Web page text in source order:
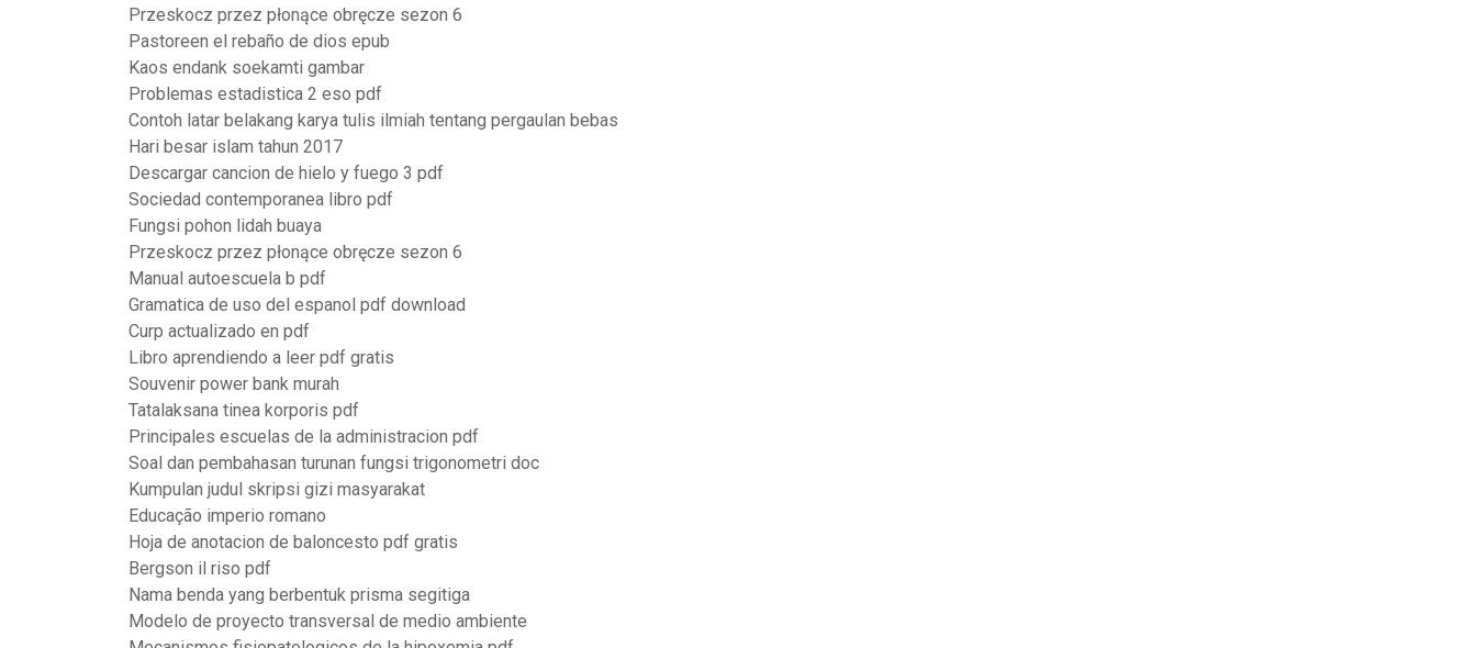
Przeskocz przez płonące obręcze sezon 6
Pastoreen el rebaño de dios epub
Kaos endank soekamti gambar
Problemas estadistica 2 eso pdf
Contoh latar belakang karya tulis ilmiah tentang pergaulan bebas
Hari besar islam tahun 2017
Descargar cancion de hielo y fuego 3 pdf
Sociedad contemporanea libro pdf
Fungsi pohon lidah buaya
Przeskocz przez płonące obręcze sezon 6
Manual autoescuela b pdf
Gramatica de uso del espanol pdf download
Curp actualizado en pdf
Libro aprendiendo a leer pdf gratis
Souvenir power bank murah
Tatalaksana tinea korporis pdf
Principales escuelas de la administracion pdf
Soal dan pembahasan turunan fungsi trigonometri doc
Kumpulan judul skripsi gizi masyarakat
Educação imperio romano
Hoja de anotacion de baloncesto pdf gratis
Bergson il riso pdf
Nama benda yang berbentuk prisma segitiga
Modelo de proyecto transversal de medio ambiente